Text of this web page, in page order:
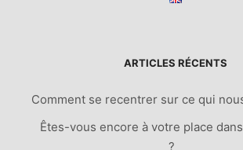
ARTICLES RÉCENTS
Comment se recentrer sur ce qui
Êtes-vous encore à votre place
?